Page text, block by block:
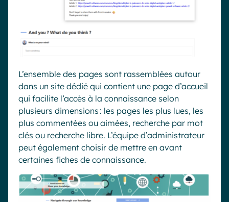
L’ensemble des pages sont rassemblées autour
dans un site dédié qui contient une page d’accueil
qui facilite l’accès à la connaissance selon
plusieurs dimensions : les pages les plus lues, les
plus commentées ou aimées, recherche par mot
clés ou recherche libre. L’équipe d’administrateur
peut également choisir de mettre en avant
certaines fiches de connaissance.